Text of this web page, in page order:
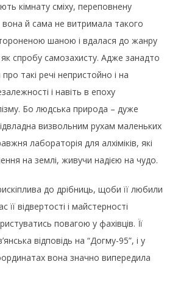
кімнату сміху, переповнену
й сама не витримала такого
шаною і вдалася до жанру
як спробу самозахисту. Адже занадто
такі речі непристойно і на
і навіть в епоху
Бо людська природа – дуже
визвольним рухам маленьких
лабораторія для алхіміків, які
на землі, живучи надією на чудо.
до дрібниць, щоби її любили
її відвертості і майстерності
повагою у фахівців. Її
відповідь на “Догму-95”, і у
вона значно випередила